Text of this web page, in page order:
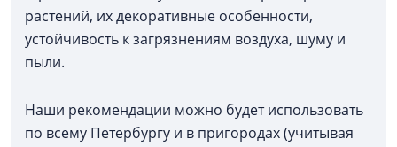
растений, их декоративные особенности,
устойчивость к загрязнениям воздуха, шуму и
пыли.
Наши рекомендации можно будет использовать
по всему Петербургу и в пригородах (учитывая